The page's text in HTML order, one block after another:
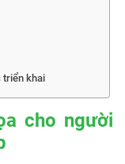
triển khai
cho người